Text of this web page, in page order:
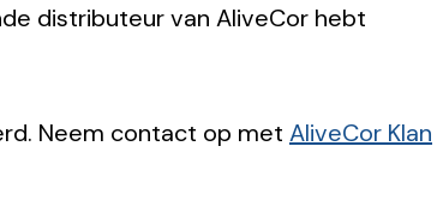
distributeur van AliveCor hebt
Neem contact op met AliveCor Klan